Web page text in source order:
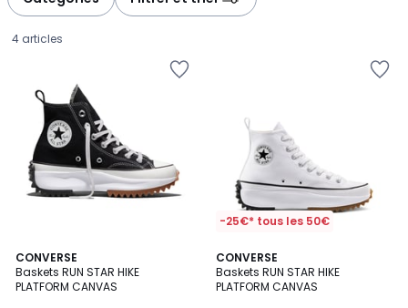
4 articles
CONVERSE
Baskets RUN STAR HIKE
PLATFORM CANVAS
4,8
/ 5
2
Couleurs
-25€* tous les 50€
CONVERSE
Baskets RUN STAR HIKE
PLATFORM CANVAS
4,8
/ 5